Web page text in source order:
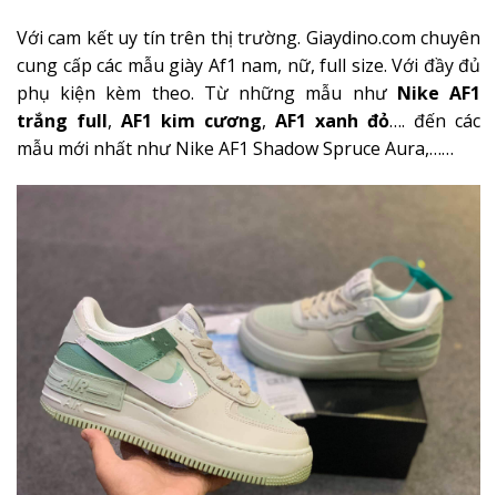
Với cam kết uy tín trên thị trường. Giaydino.com chuyên
cung cấp các mẫu giày Af1 nam, nữ, full size. Với đầy đủ
phụ kiện kèm theo. Từ những mẫu như Nike AF1
trắng full, AF1 kim cương, AF1 xanh đỏ…. đến các
mẫu mới nhất như Nike AF1 Shadow Spruce Aura,……